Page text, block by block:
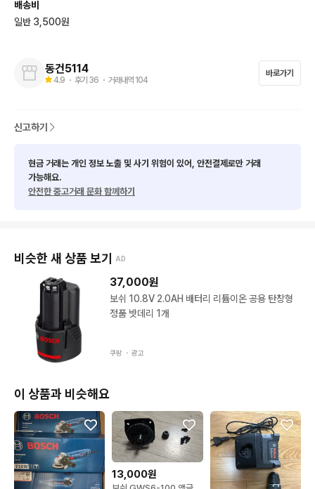
배송비
일반 3,500원
동건5114
4.9 ・ 후기 36 ・ 거래내역 104
바로가기
신고하기
현금 거래는 개인 정보 노출 및 사기 위험이 있어, 안전결제로만 거래
가능해요.
안전한 중고거래 문화 함께하기
비슷한 새 상품 보기 AD
37,000원
보쉬 10.8V 2.0AH 배터리 리튬이온 공용 탄창형
정품 밧데리 1개
쿠팡 ・ 광고
이 상품과 비슷해요
13,000원